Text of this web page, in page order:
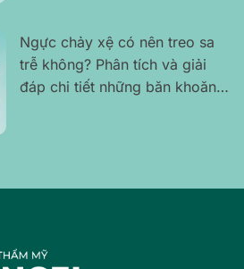
Ngực chảy xệ có nên treo sa
trễ không? Phân tích và giải
đáp chi tiết những băn khoăn